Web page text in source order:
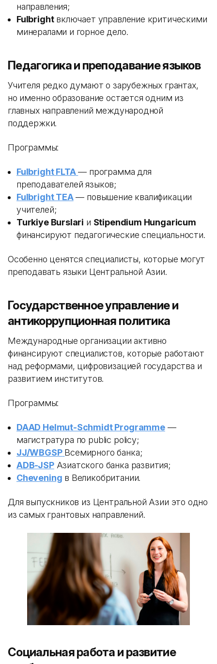
направления;
Fulbrightвключает управление критическими
минералами и горное дело.
Педагогика и преподавание языков
Учителя редко думают о зарубежных грантах,
но именно образование остается одним из
главных направлений международной
поддержки.
Программы:
Fulbright FLTA — программа для
преподавателей языков;
Fulbright TEA— повышение квалификации
учителей;
Turkiye Burslari и Stipendium Hungaricum
финансируют педагогические специальности.
Особенно ценятся специалисты, которые могут
преподавать языки Центральной Азии.
Государственное управление и
антикоррупционная политика
Международные организации активно
финансируют специалистов, которые работают
над реформами, цифровизацией государства и
развитием институтов.
Программы:
DAAD Helmut-Schmidt Programme—
магистратура по public policy;
JJ/WBGSP Всемирного банка;
ADB-JSPАзиатского банка развития;
Chevening в Великобритании.
Для выпускников из Центральной Азии это одно
из самых грантовых направлений.
Социальная работа и развитие